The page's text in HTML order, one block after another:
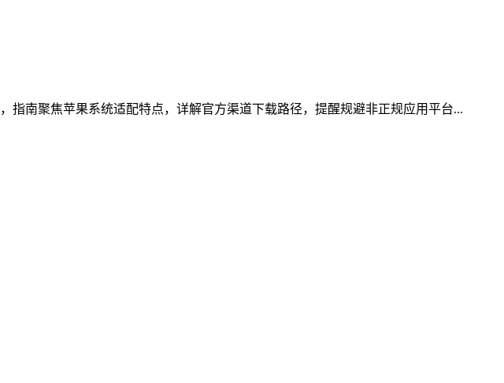
指南聚焦苹果系统适配特点，详解官方渠道下载路径，提醒规避非正规应用平台...